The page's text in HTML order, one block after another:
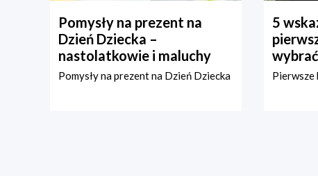
Pomysły na prezent na
Dzień Dziecka –
nastolatkowie i maluchy
Pomysły na prezent na Dzień Dziecka
5
wybrać
Pierwsze